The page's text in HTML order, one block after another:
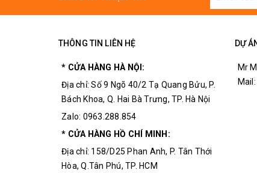
THÔNG TIN LIÊN HỆ
* CỬA HÀNG HÀ NỘI:
Địa chỉ: Số 9 Ngõ 40/2 Tạ Quang Bửu, P.
Bách Khoa, Q. Hai Bà Trưng, TP. Hà Nội
Zalo: 0963.288.854
* CỬA HÀNG HỒ CHÍ MINH:
Địa chỉ: 158/D25 Phan Anh, P. Tân Thới
Hòa, Q.Tân Phú, TP. HCM
DỰ
Mr